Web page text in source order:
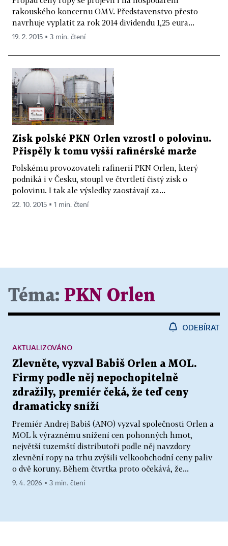
rakouského koncernu OMV. Představenstvo přesto
navrhuje vyplatit za rok 2014 dividendu 1,25 eura...
19. 2. 2015 ▪ 3 min. čtení
Zisk polské PKN Orlen vzrostl o polovinu.
Přispěly k tomu vyšší rafinérské marže
Polskému provozovateli rafinerií PKN Orlen, který
podniká i v Česku, stoupl ve čtvrtletí čistý zisk o
polovinu. I tak ale výsledky zaostávají za...
22. 10. 2015 ▪ 1 min. čtení
Téma: PKN Orlen
ODEBÍRAT
Zlevněte, vyzval Babiš Orlen a MOL.
Firmy podle něj nepochopitelně
zdražily, premiér čeká, že teď ceny
dramaticky sníží
Premiér Andrej Babiš (ANO) vyzval společnosti Orlen a
MOL k výraznému snížení cen pohonných hmot,
největší tuzemští distributoři podle něj navzdory
zlevnění ropy na trhu zvýšili velkoobchodní ceny paliv
o dvě koruny. Během čtvrtka proto očekává, že...
AKTUALIZOVÁNO
9. 4. 2026 ▪ 3 min. čtení